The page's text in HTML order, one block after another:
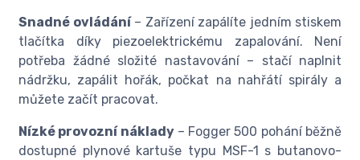
Snadné ovládání– Zařízení zapálíte jedním stiskem
tlačítka díky piezoelektrickému zapalování. Není
potřeba žádné složité nastavování – stačí naplnit
nádržku, zapálit hořák, počkat na nahřátí spirály a
můžete začít pracovat.
Nízké provozní náklady– Fogger 500 pohání běžně
dostupné plynové kartuše typu MSF-1 s butanovo-